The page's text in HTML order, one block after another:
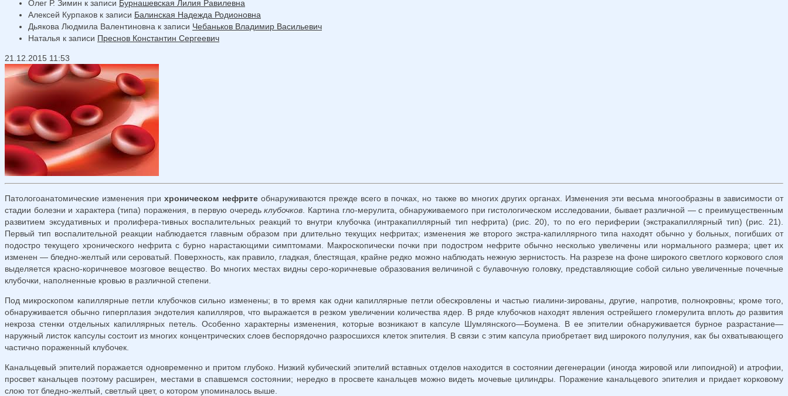
Олег Р. Зимин к записи Бурнашевская Лилия Равилевна
Алексей Курпаков к записи Балинская Надежда Родионовна
Дьякова Людмила Валентиновна к записи Чебаньков Владимир Васильевич
Наталья к записи Преснов Константин Сергеевич
21.12.2015 11:53
Патологоанатомические изменения прихроническом нефритеобнару­живаются прежде всего в почках, но также во многих других органах. Изменения эти весьма многообразны в зависимости от
стадии болезни и характера (типа) поражения, в первую очередьклубочков . Картина гло-мерулита, обнаруживаемого при гистологическом исследовании, бывает различной — с преимущественным
развитием эксудативных и пролифера-тивных воспалительных реакций то внутри клубочка (интракапиллярный тип нефрита) (рис. 20), то по его периферии (экстракапиллярный тип) (рис. 21).
Первый тип воспалительной реакции наблюдается главным об­разом при длительно текущих нефритах; изменения же второго экстра-капиллярного типа находят обычно у больных, погибших от
подостро текущего хронического нефрита с бурно нарастающими симптомами. Макроскопически почки при подостром нефрите обычно несколько увели­чены или нормального размера; цвет их
изменен — бледно-желтый или сероватый. Поверхность, как правило, гладкая, блестящая, крайне редко можно наблюдать нежную зернистость. На разрезе на фоне широкого светлого коркового слоя
выделяется красно-коричневое мозговое веще­ство. Во многих местах видны серо-коричневые образования величиной с булавочную головку, представляющие собой сильно увеличенные по­чечные
клубочки, наполненные кровью в различной степени.
Под микроскопом капиллярные петли клубочков сильно изменены; в то время как одни капиллярные петли обескровлены и частью гиалини-зированы, другие, напротив, полнокровны; кроме того,
обнаруживается обычно гиперплазия эндотелия капилляров, что выражается в резком увеличении количества ядер. В ряде клубочков находят явления острей­шего гломерулита вплоть до развития
некроза стенки отдельных капил­лярных петель. Особенно характерны изменения, которые возникают в кап­суле Шумлянского—Боумена. В ее эпителии обнаруживается бурное разрастание—
наружный листок капсулы состоит из многих концентрических слоев беспорядочно разросшихся клеток эпителия. В связи с этим капсула приобретает вид широкого полулуния, как бы охватывающего
частично пораженный клубочек.
Канальцевый эпителий поражается одновременно и притом глубоко. Низкий кубический эпителий вставных отделов находится в состоянии дегенерации (иногда жировой или липоидной) и атрофии,
просвет канальцев поэтому расширен, местами в спавшемся состоянии; нередко в просвете канальцев можно видеть мочевые цилиндры. Поражение канальцевого эпителия и придает корковому
слою тот бледно-желтый, светлый цвет, о котором упоминалось выше.